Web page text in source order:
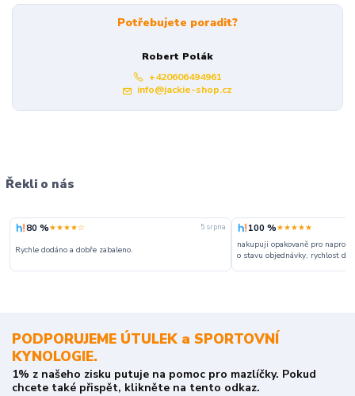
Potřebujete poradit?
Robert Polák
+420606494961
info@jackie-shop.cz
Řekli o nás
80 %★★★★☆ 5. srpna
Rychle dodáno a dobře zabaleno.
100 %★★★★★
nakupuji opakovaně pro
o stavu objednávky, rychlost
PODPORUJEME ÚTULEK a SPORTOVNÍ
KYNOLOGIE.
1% z našeho zisku putuje na pomoc pro mazlíčky. Pokud
chcete také přispět, klikněte na tento odkaz.